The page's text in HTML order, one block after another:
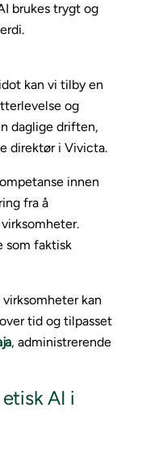
brukes trygt og
kan vi tilby en
og
daglige driften,
direktør i Vivicta.
innen
fra å
som faktisk
kan
tid og tilpasset
, administrerende
AI i